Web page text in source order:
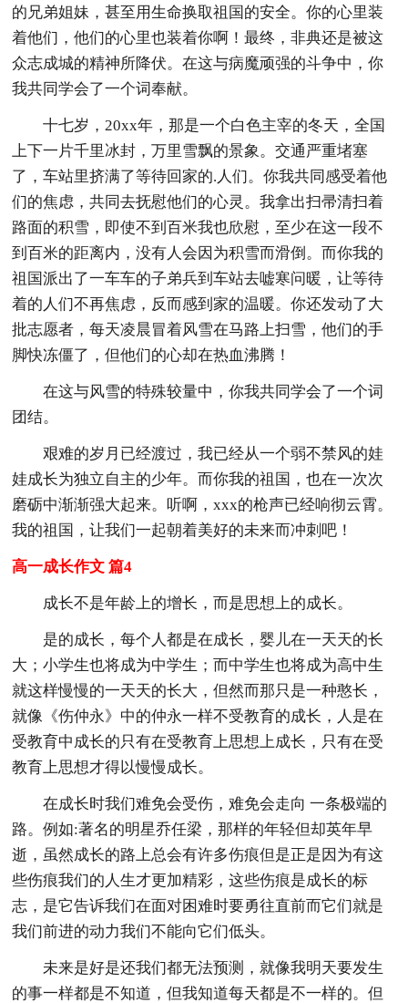
的兄弟姐妹，甚至用生命换取祖国的安全。你的心里装
着他们，他们的心里也装着你啊！最终，非典还是被这
众志成城的精神所降伏。在这与病魔顽强的斗争中，你
我共同学会了一个词奉献。
十七岁，20xx年，那是一个白色主宰的冬天，全国
上下一片千里冰封，万里雪飘的景象。交通严重堵塞
了，车站里挤满了等待回家的.人们。你我共同感受着他
们的焦虑，共同去抚慰他们的心灵。我拿出扫帚清扫着
路面的积雪，即使不到百米我也欣慰，至少在这一段不
到百米的距离内，没有人会因为积雪而滑倒。而你我的
祖国派出了一车车的子弟兵到车站去嘘寒问暖，让等待
着的人们不再焦虑，反而感到家的温暖。你还发动了大
批志愿者，每天凌晨冒着风雪在马路上扫雪，他们的手
脚快冻僵了，但他们的心却在热血沸腾！
在这与风雪的特殊较量中，你我共同学会了一个词
团结。
艰难的岁月已经渡过，我已经从一个弱不禁风的娃
娃成长为独立自主的少年。而你我的祖国，也在一次次
磨砺中渐渐强大起来。听啊，xxx的枪声已经响彻云霄。
我的祖国，让我们一起朝着美好的未来而冲刺吧！
高一成长作文 篇4
成长不是年龄上的增长，而是思想上的成长。
是的成长，每个人都是在成长，婴儿在一天天的长
大；小学生也将成为中学生；而中学生也将成为高中生
就这样慢慢的一天天的长大，但然而那只是一种憨长，
就像《伤仲永》中的仲永一样不受教育的成长，人是在
受教育中成长的只有在受教育上思想上成长，只有在受
教育上思想才得以慢慢成长。
在成长时我们难免会受伤，难免会走向 一条极端的
路。例如:著名的明星乔任梁，那样的年轻但却英年早
逝，虽然成长的路上总会有许多伤痕但是正是因为有这
些伤痕我们的人生才更加精彩，这些伤痕是成长的标
志，是它告诉我们在面对困难时要勇往直前而它们就是
我们前进的动力我们不能向它们低头。
未来是好是还我们都无法预测，就像我明天要发生
的事一样都是不知道，但我知道每天都是不一样的。但